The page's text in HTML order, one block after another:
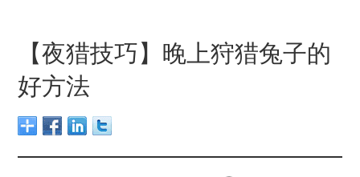
【夜猎技巧】晚上狩猎兔子的
好方法